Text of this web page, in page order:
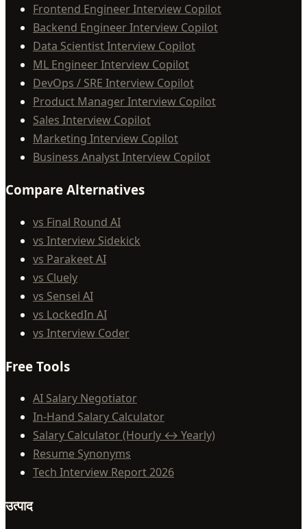
Frontend Engineer Interview Copilot
Backend Engineer Interview Copilot
Data Scientist Interview Copilot
ML Engineer Interview Copilot
DevOps / SRE Interview Copilot
Product Manager Interview Copilot
Sales Interview Copilot
Marketing Interview Copilot
Business Analyst Interview Copilot
Compare Alternatives
vs Final Round AI
vs Interview Sidekick
vs Parakeet AI
vs Cluely
vs Sensei AI
vs LockedIn AI
vs Interview Coder
Free Tools
AI Salary Negotiator
In-Hand Salary Calculator
Salary Calculator (Hourly ↔ Yearly)
Resume Synonyms
Tech Interview Report 2026
उत्पाद